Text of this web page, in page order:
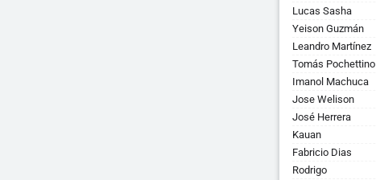
Lucas Sasha
Yeison Guzmán
Leandro Martínez
Tomás Pochettino
Imanol Machuca
Jose Welison
José Herrera
Kauan
Fabricio Dias
Rodrigo